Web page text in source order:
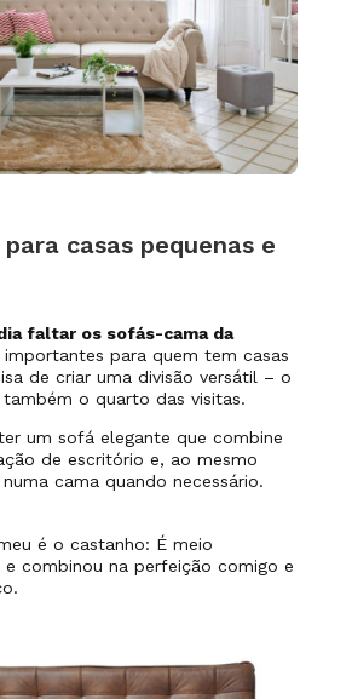
casas pequenas e
faltar os sofás-cama da
para quem tem casas
de criar uma divisão versátil – o
o quarto das visitas.
um sofá elegante que combine
de escritório e, ao mesmo
cama quando necessário.
é o castanho: É meio
combinou na perfeição comigo e